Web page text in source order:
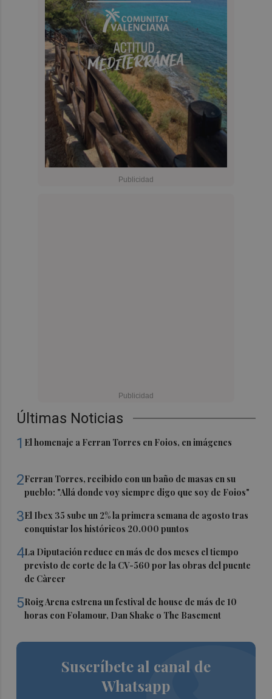
Últimas Noticias
1 El homenaje a Ferran Torres en Foios, en imágenes
2Ferran Torres, recibido con un baño de masas en su
pueblo: "Allá donde voy siempre digo que soy de Foios"
3El Ibex 35 sube un 2% la primera semana de agosto tras
conquistar los históricos 20.000 puntos
4La Diputación reduce en más de dos meses el tiempo
previsto de corte de la CV-560 por las obras del puente
de Càrcer
5Roig Arena estrena un festival de house de más de 10
horas con Folamour, Dan Shake o The Basement
Suscríbete al canal de
Whatsapp